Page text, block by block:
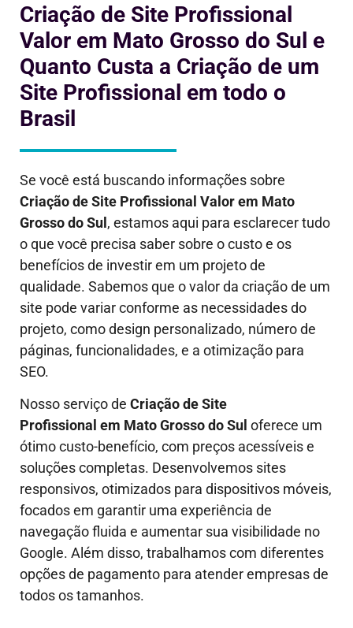
Criação de Site Profissional
Valor em Mato Grosso do Sul e
Quanto Custa a Criação de um
Site Profissional em todo o
Brasil
Se você está buscando informações sobre
Criação de Site Profissional Valor em Mato
Grosso do Sul, estamos aqui para esclarecer tudo
o que você precisa saber sobre o custo e os
benefícios de investir em um projeto de
qualidade. Sabemos que o valor da criação de um
site pode variar conforme as necessidades do
projeto, como design personalizado, número de
páginas, funcionalidades, e a otimização para
SEO.
Nosso serviço de Criação de Site
Profissional em Mato Grosso do Sul oferece um
ótimo custo-benefício, com preços acessíveis e
soluções completas. Desenvolvemos sites
responsivos, otimizados para dispositivos móveis,
focados em garantir uma experiência de
navegação fluida e aumentar sua visibilidade no
Google. Além disso, trabalhamos com diferentes
opções de pagamento para atender empresas de
todos os tamanhos.